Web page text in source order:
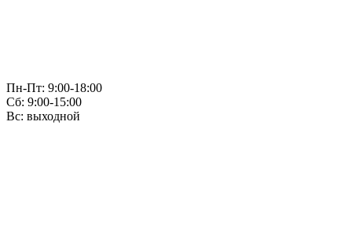
Пн-Пт: 9:00-18:00
Сб: 9:00-15:00
Вс: выходной